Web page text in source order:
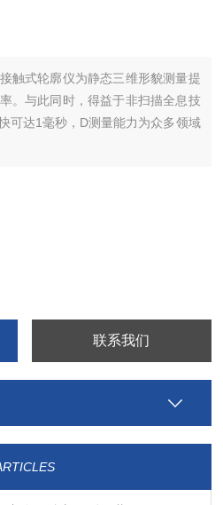
触式轮廓仪为静态三维形貌测量提
。与此同时，得益于非扫描全息技
可达1毫秒，D测量能力为众多领域
联系我们